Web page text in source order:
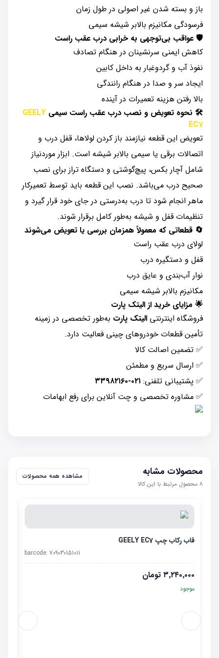
باز و بسته شدن غیر اصولی در طول زمان
فرسودگی مکانیزم بالابر شیشه سیمی
🛡️ عواقب بی‌توجهی به خرابی درب عقب راست
کاهش ایمنی سرنشینان در هنگام تصادف
نفوذ آب و گردوغبار به داخل کابین
ایجاد سر و صدا در هنگام رانندگی
بالا رفتن هزینه تعمیرات در آینده
🛠️ نحوه تعویض و نصب درب عقب راست سیمی GEELY
EC7
تعویض این قطعه نیازمند باز کردن لولاها، قفل درب و
اتصالات برقی یا سیمی بالابر شیشه است. ابزار موردنیاز
شامل آچار بکس، پیچ‌گوشتی و دستگاه تراز برای نصب
صحیح درب می‌باشد. نصب این قطعه باید توسط تعمیرکار
ماهر انجام شود تا درب به‌درستی در جای خود قرار گیرد و
تنظیمات قفل و شیشه به‌طور کامل برقرار شوند.
🔄 قطعاتی که معمولاً همزمان بررسی یا تعویض می‌شوند
لولای درب عقب راست
قفل و دستگیره درب
نوار آب‌بندی و عایق درب
مکانیزم بالابر شیشه سیمی
🌟 مزایای خرید از الیتک پارت
فروشگاه اینترنتی الیتک پارت به‌طور تخصصی در زمینه
تأمین قطعات خودروهای چینی فعالیت دارد.
✅ تضمین اصالت کالا
✅ ارسال سریع و مطمئن
✅ پشتیبانی تلفنی: ۰۲۱-۳۳۹۸۲۱۶۰
✅ مشاوره تخصصی و چت آنلاین برای رفع ابهامات
محصولات مشابه
۸ محصول مرتبط با این کالا
مشاهده همه محصولات
قاب رکاب چپ GEELY EC7
barcode: 709030151011
۳٬۲۴۰٬۰۰۰ تومان
موجود